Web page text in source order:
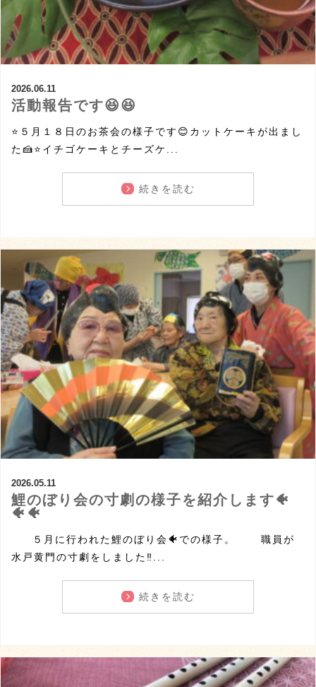
2026.06.11
活動報告です😆😆
⭐５月１８日のお茶会の様子です😊カットケーキが出まし
た🍰⭐イチゴケーキとチーズケ...
続きを読む
2026.05.11
鯉のぼり会の寸劇の様子を紹介します🐠
🐠🐠
５月に行われた鯉のぼり会🐠での様子。 職員が
水戸黄門の寸劇をしました‼...
続きを読む